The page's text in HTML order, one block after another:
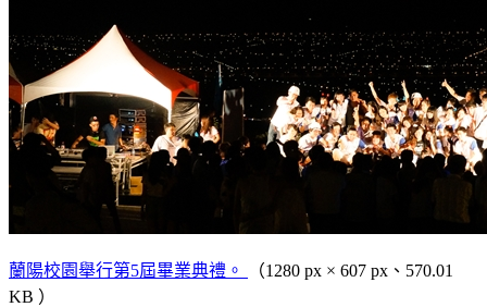
蘭陽校園舉行第5屆畢業典禮。
（1280 px × 607 px、570.01
KB ）